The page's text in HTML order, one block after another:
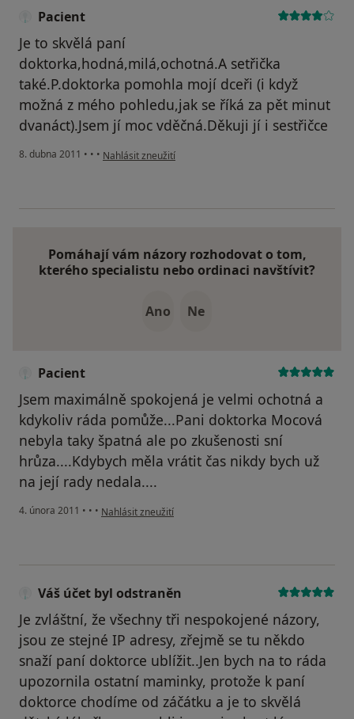
Pacient
Je to skvělá paní
doktorka,hodná,milá,ochotná.A setřička
také.P.doktorka pomohla mojí dceři (i když
možná z mého pohledu,jak se říká za pět minut
dvanáct).Jsem jí moc vděčná.Děkuji jí i sestřičce
8. dubna 2011 • • • podle názoru uživatele Pacient
Nahlásit zneužití
Pomáhají vám názory rozhodovat o tom,
kterého specialistu nebo ordinaci navštívit?
Ano Ne
Pacient
Jsem maximálně spokojená je velmi ochotná a
kdykoliv ráda pomůže...Pani doktorka Mocová
nebyla taky špatná ale po zkušenosti sní
hrůza....Kdybych měla vrátit čas nikdy bych už
na její rady nedala....
4. února 2011 • • • podle názoru uživatele Pacient
Nahlásit zneužití
Váš účet byl odstraněn
Je zvláštní, že všechny tři nespokojené názory,
jsou ze stejné IP adresy, zřejmě se tu někdo
snaží paní doktorce ublížit..Jen bych na to ráda
upozornila ostatní maminky, protože k paní
doktorce chodíme od záčátku a je to skvělá